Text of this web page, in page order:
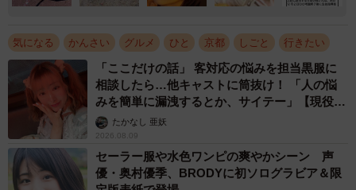
気になる かんさい グルメ ひと 京都 しごと 行きたい
「ここだけの話」 客対応の悩みを担当黒服に
相談したら…他キャストに筒抜け！ 「人の悩
みを簡単に漏洩するとか、サイテー」【現役キ
ャストに取材】
たかなし 亜妖
2026.08.09
セーラー服や水色ワンピの爽やかシーン 声
優・奥村優季、BRODYに初ソログラビア＆限